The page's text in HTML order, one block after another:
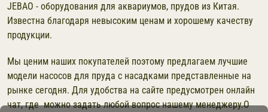
JEBAO - оборудования для аквариумов, прудов из Китая.
Известна благодаря невысоким ценам и хорошему качеству
продукции.
Мы ценим наших покупателей поэтому предлагаем лучшие
модели насосов для пруда с насадками представленные на
рынке сегодня. Для удобства на сайте предусмотрен онлайн
чат, где можно задать любой вопрос нашему менеджеру.О